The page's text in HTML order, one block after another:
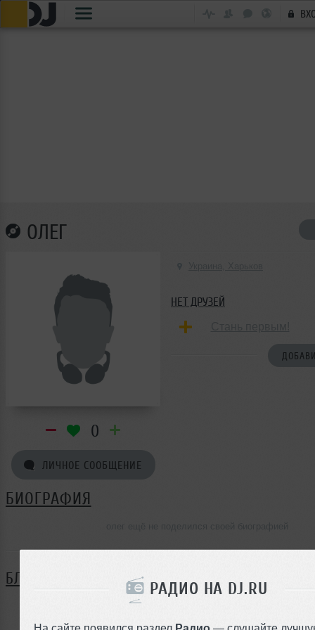
РАДИО НА DJ.RU
На сайте появился раздел Радио — слушайте
ОЛЕГ
0
ЛИЧНОЕ СООБЩЕНИЕ
НЕТ ДРУЗЕЙ
БИОГРАФИЯ
БЛОГ